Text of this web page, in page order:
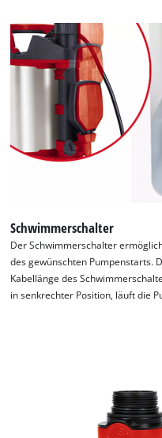
Schwimmerschalter
Der Schwimmerschalter
des gewünschten Pumpenstarts.
Kabellänge des
in senkrechter Position, läuft die